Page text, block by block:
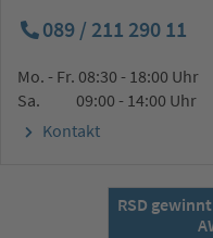
089 / 211 290 11
Mo. - Fr. 08:30 - 18:00 Uhr
Sa. 09:00 - 14:00 Uhr
Kontakt
RSD